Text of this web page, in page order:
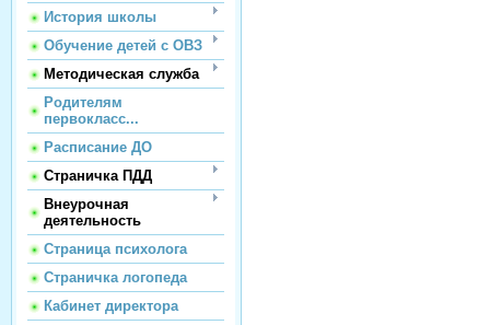
История школы
Обучение детей с ОВЗ
Методическая служба
Родителям
первокласс...
Расписание ДО
Страничка ПДД
Внеурочная
деятельность
Страница психолога
Страничка логопеда
Кабинет директора